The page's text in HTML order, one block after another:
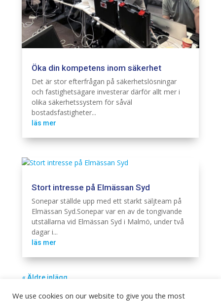
Öka din kompetens inom säkerhet
Det är stor efterfrågan på säkerhetslösningar
och fastighetsägare investerar därför allt mer i
olika säkerhetssystem för såväl
bostadsfastigheter...
läs mer
Stort intresse på Elmässan Syd
Sonepar ställde upp med ett starkt säljteam på
Elmässan Syd.Sonepar var en av de tongivande
utställarna vid Elmässan Syd i Malmö, under två
dagar i...
läs mer
« Äldre inlägg
We use cookies on our website to give you the most